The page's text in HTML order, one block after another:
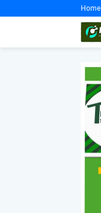
Home